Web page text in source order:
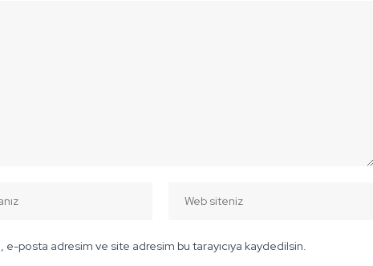
e-posta adresim ve site adresim bu tarayıcıya kaydedilsin.